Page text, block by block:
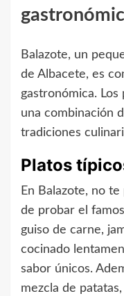
Balazote, un
de Albacete, es
gastronómica.
una combinación
tradiciones
Platos
En Balazote, no
de probar el
guiso de carne,
cocinado
sabor únicos.
mezcla de